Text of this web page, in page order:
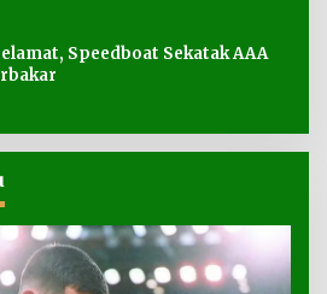
Speedboat Sekatak AAA